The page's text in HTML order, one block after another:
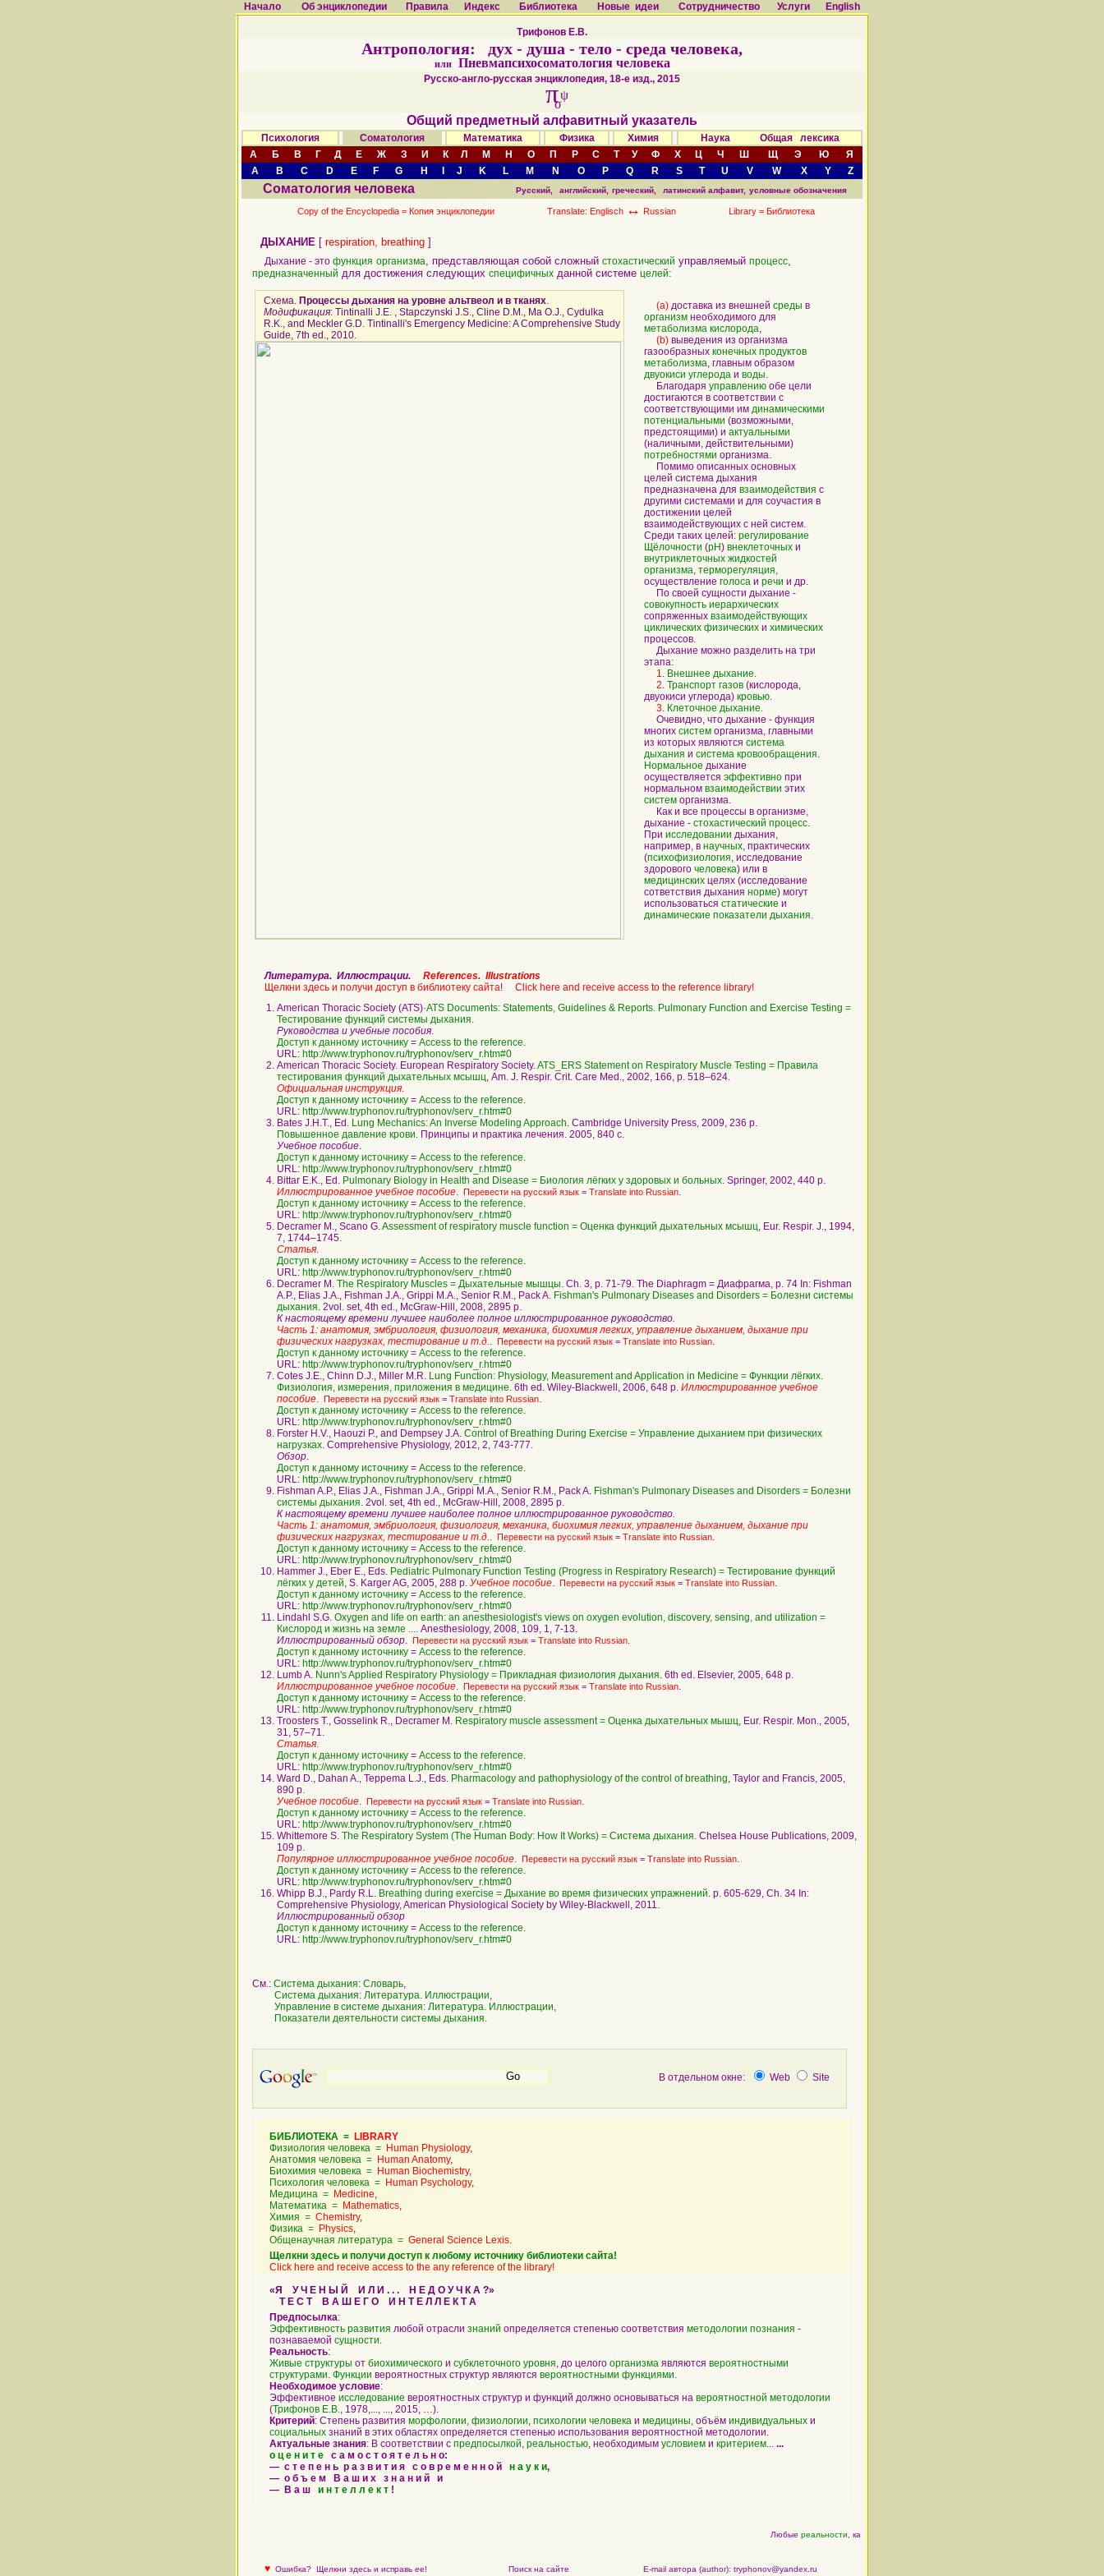
Начало Об энциклопедии Правила Индекс Библиотека Новые идеи Сотрудничество Услуги English
Трифонов Е.В.
Антропология: дух - душа - тело - среда человека,
или Пневмапсихосоматология человека
Русско-англо-русская энциклопедия, 18-е изд., 2015
πψ
σ
Общий предметный алфавитный указатель
Психология Соматология Математика Физика Химия
Наука Общая лексика
А
Б В Г Д Е Ж З И К Л М Н О П Р С Т У Ф Х Ц Ч Ш Щ Э Ю
Я
A
B C D E F G H J K L M N O P Q R S T U V W X Y Z
Соматология человека Русский, английский, греческий, латинский алфавит, условные обозначения
Copy of the Encyclopedia = Копия энциклопедии Translate: Englisch ↔ Russian Library = Библиотека
ДЫХАНИЕ [ respiration, breathing ]
Дыхание - это функция организма, представляющая собой сложный стохастический управляемый процесс,
предназначенный для достижения следующих специфичных данной системе целей:
Схема. Процессы дыхания на уровне альтвеол и в тканях.
Модификация: Tintinalli J.E. , Stapczynski J.S., Cline D.M., Ma O.J., Cydulka
R.K., and Meckler G.D. Tintinalli's Emergency Medicine: A Comprehensive Study
Guide, 7th ed., 2010.
(a) доставка из внешней среды в
организм необходимого для
метаболизма кислорода,
(b) выведения из организма
газообразных конечных продуктов
метаболизма, главным образом
двуокиси углерода и воды.
Благодаря управлению обе цели
достигаются в соответствии с
соответствующими им динамическими
потенциальными (возможными,
предстоящими) и актуальными
(наличными, действительными)
потребностями организма.
Помимо описанных основных
целей система дыхания
предназначена для взаимодействия с
другими системами и для соучастия в
достижении целей
взаимодействующих с ней систем.
Среди таких целей: регулирование
Щёлочности (pH) внеклеточных и
внутриклеточных жидкостей
организма, терморегуляция,
осуществление голоса и речи и др.
По своей сущности дыхание -
совокупность иерархических
сопряженных взаимодействующих
циклических физических и химических
процессов.
Дыхание можно разделить на три
этапа:
1. Внешнее дыхание.
2. Транспорт газов (кислорода,
двуокиси углерода) кровью.
3. Клеточное дыхание.
Очевидно, что дыхание - функция
многих систем организма, главными
из которых являются система
дыхания и система кровообращения.
Нормальное дыхание
осуществляется эффективно при
нормальном взаимодействии этих
систем организма.
Как и все процессы в организме,
дыхание - стохастический процесс.
При исследовании дыхания,
например, в научных, практических
(психофизиология, исследование
здорового человека) или в
медицинских целях (исследование
сответствия дыхания норме) могут
использоваться статические и
динамические показатели дыхания.
Литература. Иллюстрации. References. Illustrations
Щелкни здесь и получи доступ в библиотеку сайта! Click here and receive access to the reference library!
American Thoracic Society (ATS)·ATS Documents: Statements, Guidelines & Reports. Pulmonary Function and Exercise Testing =
Тестирование функций системы дыхания.
Руководства и учебные пособия.
Доступ к данному источнику = Access to the reference.
URL: http://www.tryphonov.ru/tryphonov/serv_r.htm#0
American Thoracic Society. European Respiratory Society.ATS_ERS Statement on Respiratory Muscle Testing = Правила
тестирования функций дыхательных мсышц, Am. J. Respir. Crit. Care Med., 2002, 166, p. 518–624.
Официальная инструкция.
Доступ к данному источнику = Access to the reference.
URL: http://www.tryphonov.ru/tryphonov/serv_r.htm#0
Bates J.H.T., Ed. Lung Mechanics: An Inverse Modeling Approach. Cambridge University Press, 2009, 236 p.
Повышенное давление крови. Принципы и практика лечения. 2005, 840 с.
Учебное пособие.
Доступ к данному источнику = Access to the reference.
URL: http://www.tryphonov.ru/tryphonov/serv_r.htm#0
Bittar E.K., Ed. Pulmonary Biology in Health and Disease = Биология лёгких у здоровых и больных. Springer, 2002, 440 p.
Иллюстрированное учебное пособие. Перевести на русский язык = Translate into Russian.
Доступ к данному источнику = Access to the reference.
URL: http://www.tryphonov.ru/tryphonov/serv_r.htm#0
Decramer M., Scano G.Assessment of respiratory muscle function = Оценка функций дыхательных мсышц, Eur. Respir. J., 1994,
7, 1744–1745.
Статья.
Доступ к данному источнику = Access to the reference.
URL: http://www.tryphonov.ru/tryphonov/serv_r.htm#0
Decramer M. The Respiratory Muscles = Дыхательные мышцы. Ch. 3, p. 71-79. The Diaphragm = Диафрагма, p. 74 In: Fishman
A.P., Elias J.A., Fishman J.A., Grippi M.A., Senior R.M., Pack A. Fishman's Pulmonary Diseases and Disorders = Болезни системы
дыхания. 2vol. set, 4th ed., McGraw-Hill, 2008, 2895 p.
К настоящему времени лучшее наиболее полное иллюстрированное руководство.
Часть 1: анатомия, эмбриология, физиология, механика, биохимия легких, управление дыханием, дыхание при
физических нагрузках, тестирование и т.д.. Перевести на русский язык = Translate into Russian.
Доступ к данному источнику = Access to the reference.
URL: http://www.tryphonov.ru/tryphonov/serv_r.htm#0
Cotes J.E., Chinn D.J., Miller M.R. Lung Function: Physiology, Measurement and Application in Medicine = Функции лёгких.
Физиология, измерения, приложения в медицине. 6th ed. Wiley-Blackwell, 2006, 648 p. Иллюстрированное учебное
пособие. Перевести на русский язык = Translate into Russian.
Доступ к данному источнику = Access to the reference.
URL: http://www.tryphonov.ru/tryphonov/serv_r.htm#0
Forster H.V., Haouzi P., and Dempsey J.A. Control of Breathing During Exercise = Управление дыханием при физических
нагрузках. Comprehensive Physiology, 2012, 2, 743-777.
Обзор.
Доступ к данному источнику = Access to the reference.
URL: http://www.tryphonov.ru/tryphonov/serv_r.htm#0
Fishman A.P., Elias J.A., Fishman J.A., Grippi M.A., Senior R.M., Pack A. Fishman's Pulmonary Diseases and Disorders = Болезни
системы дыхания. 2vol. set, 4th ed., McGraw-Hill, 2008, 2895 p.
К настоящему времени лучшее наиболее полное иллюстрированное руководство.
Часть 1: анатомия, эмбриология, физиология, механика, биохимия легких, управление дыханием, дыхание при
физических нагрузках, тестирование и т.д.. Перевести на русский язык = Translate into Russian.
Доступ к данному источнику = Access to the reference.
URL: http://www.tryphonov.ru/tryphonov/serv_r.htm#0
Hammer J., Eber E., Eds. Pediatric Pulmonary Function Testing (Progress in Respiratory Research) = Тестирование функций
лёгких у детей, S. Karger AG, 2005, 288 p. Учебное пособие. Перевести на русский язык = Translate into Russian.
Доступ к данному источнику = Access to the reference.
URL: http://www.tryphonov.ru/tryphonov/serv_r.htm#0
Lindahl S.G. Oxygen and life on earth: an anesthesiologist's views on oxygen evolution, discovery, sensing, and utilization =
Кислород и жизнь на земле .... Anesthesiology, 2008, 109, 1, 7-13.
Иллюстрированный обзор. Перевести на русский язык = Translate into Russian.
Доступ к данному источнику = Access to the reference.
URL: http://www.tryphonov.ru/tryphonov/serv_r.htm#0
Lumb A. Nunn's Applied Respiratory Physiology = Прикладная физиология дыхания. 6th ed. Elsevier, 2005, 648 p.
Иллюстрированное учебное пособие. Перевести на русский язык = Translate into Russian.
Доступ к данному источнику = Access to the reference.
URL: http://www.tryphonov.ru/tryphonov/serv_r.htm#0
Troosters T., Gosselink R., Decramer M. Respiratory muscle assessment = Оценка дыхательных мышц, Eur. Respir. Mon., 2005,
31, 57–71.
Статья.
Доступ к данному источнику = Access to the reference.
URL: http://www.tryphonov.ru/tryphonov/serv_r.htm#0
Ward D., Dahan A., Teppema L.J., Eds. Pharmacology and pathophysiology of the control of breathing, Taylor and Francis, 2005,
890 p.
Учебное пособие. Перевести на русский язык = Translate into Russian.
Доступ к данному источнику = Access to the reference.
URL: http://www.tryphonov.ru/tryphonov/serv_r.htm#0
Whittemore S. The Respiratory System (The Human Body: How It Works) = Система дыхания. Chelsea House Publications, 2009,
109 p.
Популярное иллюстрированное учебное пособие. Перевести на русский язык = Translate into Russian.
Доступ к данному источнику = Access to the reference.
URL: http://www.tryphonov.ru/tryphonov/serv_r.htm#0
Whipp B.J., Pardy R.L. Breathing during exercise = Дыхание во время физических упражнений. p. 605-629, Ch. 34 In:
Comprehensive Physiology, American Physiological Society by Wiley-Blackwell, 2011.
Иллюстрированный обзор
Доступ к данному источнику = Access to the reference.
URL: http://www.tryphonov.ru/tryphonov/serv_r.htm#0
См.: Система дыхания: Cловарь,
Система дыхания: Литература. Иллюстрации,
Управление в системе дыхания: Литература. Иллюстрации,
Показатели деятельности системы дыхания.
В отдельном окне: Web Site
БИБЛИОТЕКА = LIBRARY
Физиология человека = Human Physiology,
Анатомия человека = Human Anatomy,
Биохимия человека = Human Biochemistry,
Психология человека = Human Psychology,
Медицина = Medicine,
Математика = Mathematics,
Химия = Chemistry,
Физика = Physics,
Общенаучная литература = General Science Lexis.
Щелкни здесь и получи доступ к любому источнику библиотеки сайта!
Click here and receive access to the any reference of the library!
«Я У Ч Е Н Ы Й И Л И . . . Н Е Д О У Ч К А ?»
Т Е С Т В А Ш Е Г О И Н Т Е Л Л Е К Т А
Предпосылка:
Эффективность развития любой отрасли знаний определяется степенью соответствия методологии познания -
познаваемой сущности.
Реальность:
Живые структуры от биохимического и субклеточного уровня, до целого организма являются вероятностными
структурами. Функции вероятностных структур являются вероятностными функциями.
Необходимое условие:
Эффективное исследование вероятностных структур и функций должно основываться на вероятностной методологии
(Трифонов Е.В., 1978,..., ..., 2015, …).
Критерий: Степень развития морфологии, физиологии, психологии человека и медицины, объём индивидуальных и
социальных знаний в этих областях определяется степенью использования вероятностной методологии.
Актуальные знания: В соответствии с предпосылкой, реальностью, необходимым условием и критерием... ...
о ц е н и т е с а м о с т о я т е л ь н о:
— с т е п е н ь р а з в и т и я с о в р е м е н н о й н а у к и,
— о б ъ е м В а ш и х з н а н и й и
— В а ш и н т е л л е к т !
Любыереальности, какфизические
♥ Ошибка? Щелкни здесь и исправь ее! Поиск на сайте E-mail автора (author): tryphonov@yandex.ru